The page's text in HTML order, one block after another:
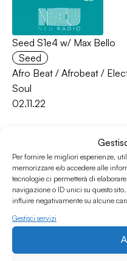
Per fornire le migliori esperienze,
memorizzare e/o accedere alle
tecnologie ci permetterà di
navigazione o ID unici su questo
influire negativamente su alcune
Gestisci servizi
Seed S1e4 w/ Max Bello
Seed
Afro Beat / Afrobeat /
Soul
02.11.22